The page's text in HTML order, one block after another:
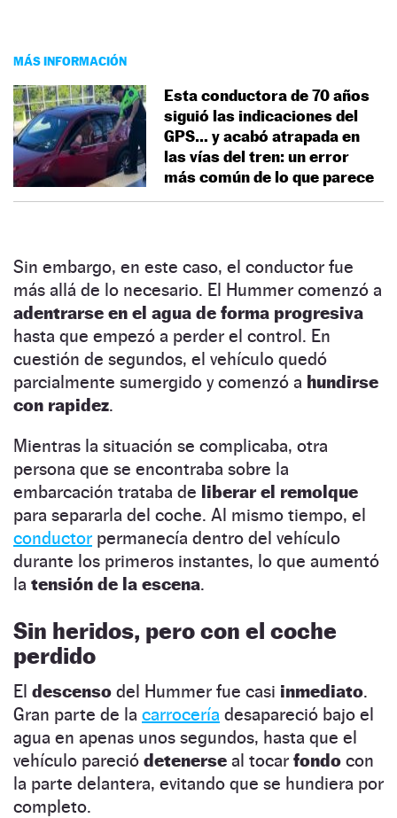
MÁS INFORMACIÓN
Esta conductora de 70 años
siguió las indicaciones del
GPS… y acabó atrapada en
las vías del tren: un error
más común de lo que parece
Sin embargo, en este caso, el conductor fue
más allá de lo necesario. El Hummer comenzó a
adentrarse en el agua de forma progresiva
hasta que empezó a perder el control. En
cuestión de segundos, el vehículo quedó
parcialmente sumergido y comenzó a hundirse
con rapidez.
Mientras la situación se complicaba, otra
persona que se encontraba sobre la
embarcación trataba de liberar el remolque
para separarla del coche. Al mismo tiempo, el
conductor permanecía dentro del vehículo
durante los primeros instantes, lo que aumentó
la tensión de la escena.
Sin heridos, pero con el coche
perdido
El descenso del Hummer fue casi inmediato.
Gran parte de la carrocería desapareció bajo el
agua en apenas unos segundos, hasta que el
vehículo pareció detenerse al tocar fondo con
la parte delantera, evitando que se hundiera por
completo.